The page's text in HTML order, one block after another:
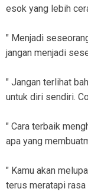
esok yang lebih
" Menjadi
jangan menjadi
" Jangan terlihat
untuk diri sendiri.
" Cara terbaik
apa yang
" Kamu akan
terus meratapi